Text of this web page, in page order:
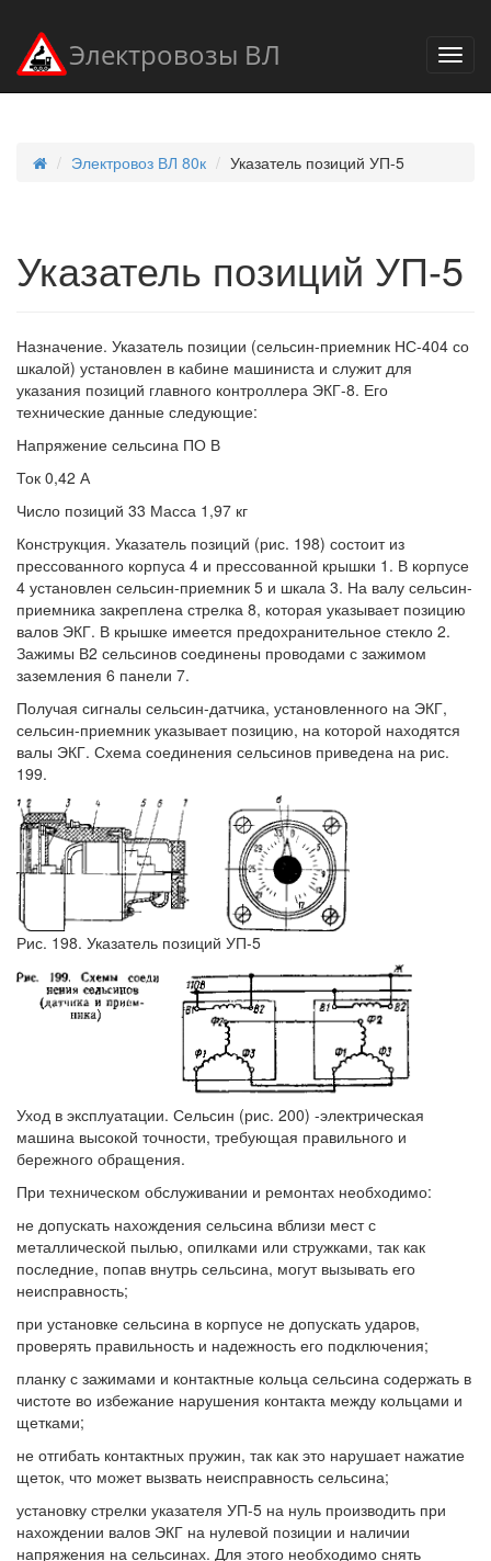
Электровозы ВЛ
Электровоз ВЛ 80к Указатель позиций УП-5
Указатель позиций УП-5
Назначение. Указатель позиции (сельсин-приемник НС-404 со
шкалой) установлен в кабине машиниста и служит для
указания позиций главного контроллера ЭКГ-8. Его
технические данные следующие:
Напряжение сельсина ПО В
Ток 0,42 А
Число позиций 33 Масса 1,97 кг
Конструкция. Указатель позиций (рис. 198) состоит из
прессованного корпуса 4 и прессованной крышки 1. В корпусе
4 установлен сельсин-приемник 5 и шкала 3. На валу сельсин-
приемника закреплена стрелка 8, которая указывает позицию
валов ЭКГ. В крышке имеется предохранительное стекло 2.
Зажимы В2 сельсинов соединены проводами с зажимом
заземления 6 панели 7.
Получая сигналы сельсин-датчика, установленного на ЭКГ,
сельсин-приемник указывает позицию, на которой находятся
валы ЭКГ. Схема соединения сельсинов приведена на рис.
199.
Рис. 198. Указатель позиций УП-5
Уход в эксплуатации. Сельсин (рис. 200) -электрическая
машина высокой точности, требующая правильного и
бережного обращения.
При техническом обслуживании и ремонтах необходимо:
не допускать нахождения сельсина вблизи мест с
металлической пылью, опилками или стружками, так как
последние, попав внутрь сельсина, могут вызывать его
неисправность;
при установке сельсина в корпусе не допускать ударов,
проверять правильность и надежность его подключения;
планку с зажимами и контактные кольца сельсина содержать в
чистоте во избежание нарушения контакта между кольцами и
щетками;
не отгибать контактных пружин, так как это нарушает нажатие
щеток, что может вызвать неисправность сельсина;
установку стрелки указателя УП-5 на нуль производить при
нахождении валов ЭКГ на нулевой позиции и наличии
напряжения на сельсинах. Для этого необходимо снять